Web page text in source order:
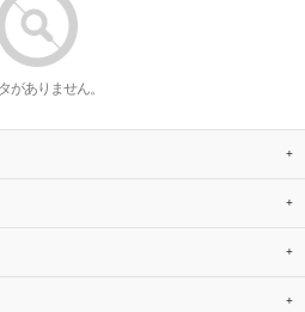
がありません。